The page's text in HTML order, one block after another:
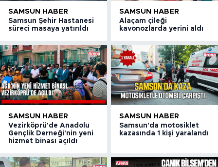
SAMSUN HABER
Samsun Şehir Hastanesi
süreci masaya yatırıldı
SAMSUN HABER
Alaçam çileği
kavonozlarda yerini aldı
SAMSUN HABER
Vezirköprü'de Anadolu
Gençlik Derneği'nin yeni
hizmet binası açıldı
SAMSUN HABER
Samsun'da motosiklet
kazasında 1 kişi yaralandı